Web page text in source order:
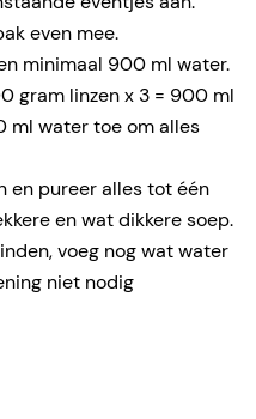
even mee.
minimaal 900 ml water.
gram linzen x 3 = 900 ml
ml water toe om alles
en pureer alles tot één
en wat dikkere soep.
voeg nog wat water
niet nodig